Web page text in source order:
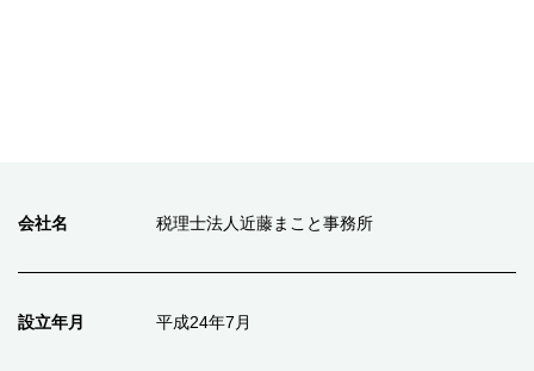
会社名 税理士法人近藤まこと事務所
設立年月 平成24年7月